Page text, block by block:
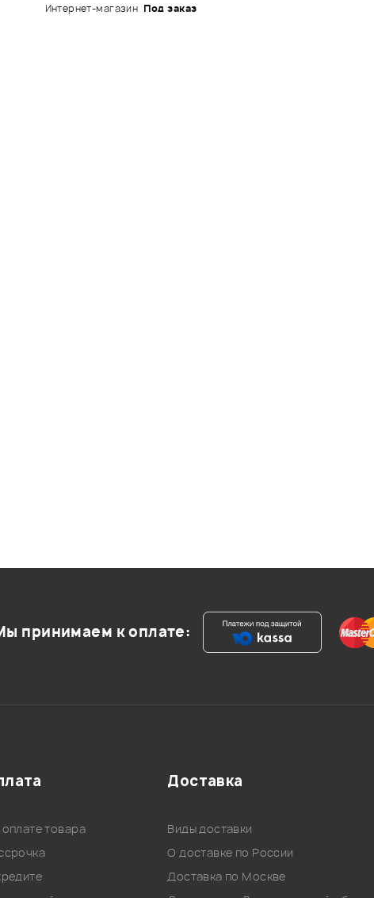
Интернет-магазин Под заказ
принимаем к оплате:
товара
Доставка
Виды доставки
О доставке по России
Доставка по Москве